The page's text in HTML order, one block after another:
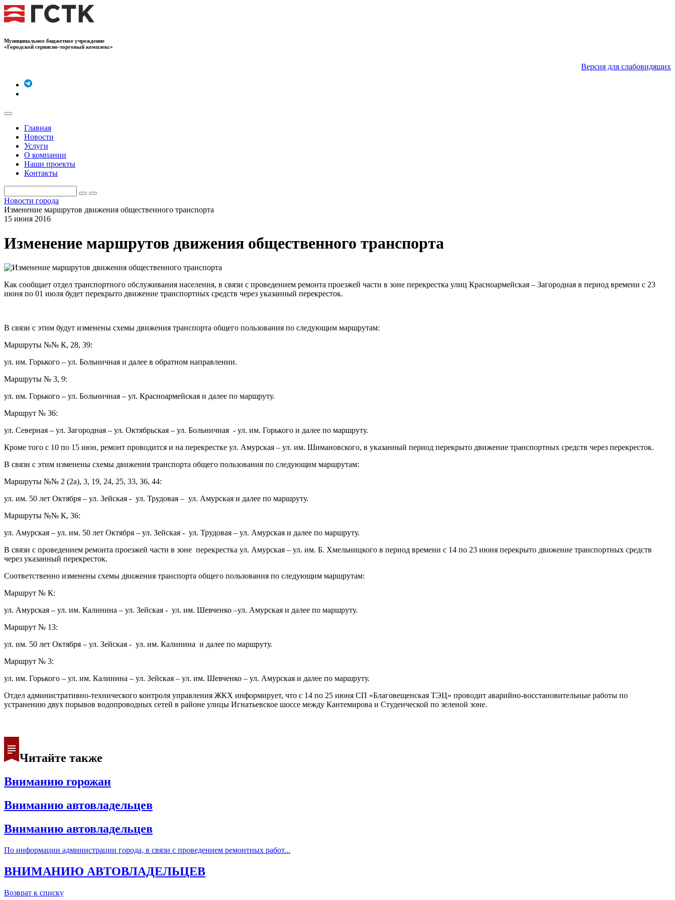
Муниципальное бюджетное учреждение
«Городской сервисно-торговый комплекс»
Версия для слабовидящих
Главная
Новости
Услуги
О компании
Наши проекты
Контакты
Новости города
Изменение маршрутов движения общественного транспорта
15 июня 2016
Изменение маршрутов движения общественного транспорта
Как сообщает отдел транспортного обслуживания населения, в связи с проведением ремонта проезжей части в зоне перекрестка улиц Красноармейская – Загородная в период времени с 23
июня по 01 июля будет перекрыто движение транспортных средств через указанный перекресток.
В связи с этим будут изменены схемы движения транспорта общего пользования по следующим маршрутам:
Маршруты №№ К, 28, 39:
ул. им. Горького – ул. Больничная и далее в обратном направлении.
Маршруты № 3, 9:
ул. им. Горького – ул. Больничная – ул. Красноармейская и далее по маршруту.
Маршрут № 36:
ул. Северная – ул. Загородная – ул. Октябрьская – ул. Больничная - ул. им. Горького и далее по маршруту.
Кроме того с 10 по 15 июн, ремонт проводится и на перекрестке ул. Амурская – ул. им. Шимановского, в указанный период перекрыто движение транспортных средств через перекресток.
В связи с этим изменены схемы движения транспорта общего пользования по следующим маршрутам:
Маршруты №№ 2 (2а), 3, 19, 24, 25, 33, 36, 44:
ул. им. 50 лет Октября – ул. Зейская - ул. Трудовая – ул. Амурская и далее по маршруту.
Маршруты №№ К, 36:
ул. Амурская – ул. им. 50 лет Октября – ул. Зейская - ул. Трудовая – ул. Амурская и далее по маршруту.
В связи с проведением ремонта проезжей части в зоне перекрестка ул. Амурская – ул. им. Б. Хмельницкого в период времени с 14 по 23 июня перекрыто движение транспортных средств
через указанный перекресток.
Соответственно изменены схемы движения транспорта общего пользования по следующим маршрутам:
Маршрут № К:
ул. Амурская – ул. им. Калинина – ул. Зейская - ул. им. Шевченко –ул. Амурская и далее по маршруту.
Маршрут № 13:
ул. им. 50 лет Октября – ул. Зейская - ул. им. Калинина и далее по маршруту.
Маршрут № 3:
ул. им. Горького – ул. им. Калинина – ул. Зейская – ул. им. Шевченко – ул. Амурская и далее по маршруту.
Отдел административно-технического контроля управления ЖКХ информирует, что с 14 по 25 июня СП «Благовещенская ТЭЦ» проводит аварийно-восстановительные работы по
устранению двух порывов водопроводных сетей в районе улицы Игнатьевское шоссе между Кантемирова и Студенческой по зеленой зоне.
Читайте также
Вниманию горожан
Вниманию автовладельцев
Вниманию автовладельцев
По информации администрации города, в связи с проведением ремонтных работ...
ВНИМАНИЮ АВТОВЛАДЕЛЬЦЕВ
Возврат к списку